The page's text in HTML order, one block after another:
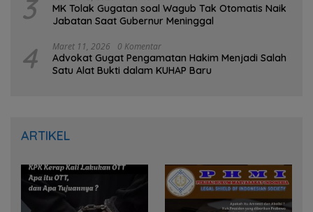
3
MK Tolak Gugatan soal Wagub Tak Otomatis Naik
Jabatan Saat Gubernur Meninggal
4 Maret 11, 2026 0 Komentar
Advokat Gugat Pengamatan Hakim Menjadi Salah
Satu Alat Bukti dalam KUHAP Baru
ARTIKEL